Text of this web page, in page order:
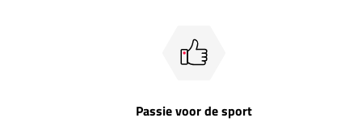
Passie voor de sport